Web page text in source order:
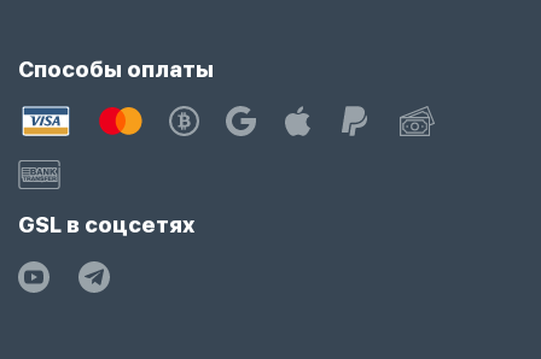
Способы оплаты
GSL в соцсетях